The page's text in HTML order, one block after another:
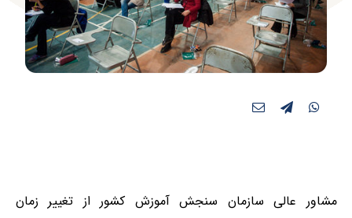
مشاور عالی سازمان سنجش آموزش کشور از تغییر زمان